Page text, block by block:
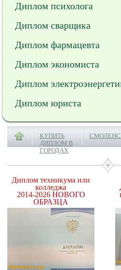
Диплом психолога
Диплом сварщика
Диплом фармацевта
Диплом экономиста
Диплом
Диплом юриста
КУПИТЬ
ДИПЛОМ В
ГОРОДАХ
Диплом техникума или
колледжа
2014-2026 НОВОГО
ОБРАЗЦА